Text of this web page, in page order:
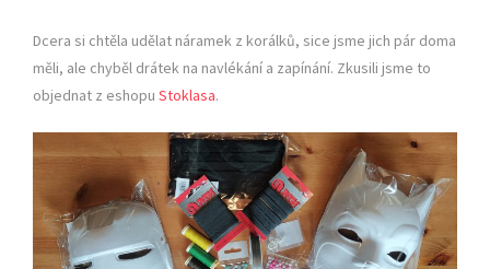
Dcera si chtěla udělat náramek z korálků, sice jsme jich pár doma
měli, ale chyběl drátek na navlékání a zapínání. Zkusili jsme to
objednat z eshopu Stoklasa.